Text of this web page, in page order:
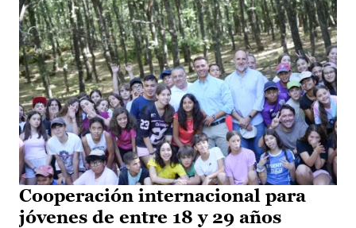
Cooperación internacional para
jóvenes de entre 18 y 29 años